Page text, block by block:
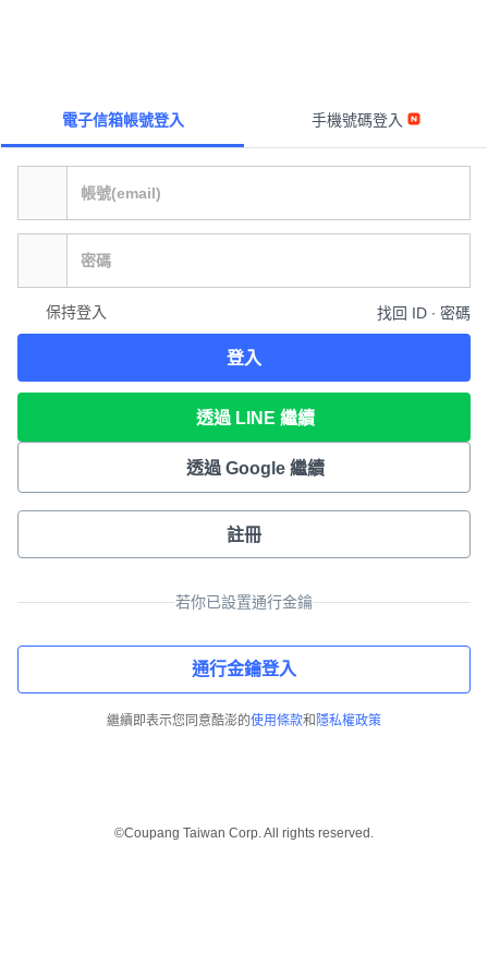
電子信箱帳號登入 手機號碼登入
保持登入 找回 ID ∙ 密碼
登入
透過 LINE 繼續
透過 Google 繼續
註冊
若你已設置通行金鑰
通行金鑰登入
繼續即表示您同意酷澎的使用條款和 隱私權政策
©Coupang Taiwan Corp. All rights reserved.